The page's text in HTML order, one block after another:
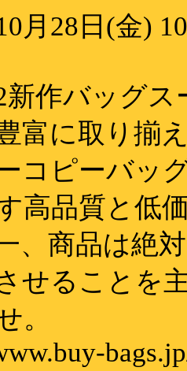
月28日(金)
新作バッグ
富に取り揃
コピーバッ
高品質と低
、商品は絶
せることを
。